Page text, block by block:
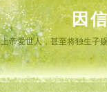
因
上帝爱世人，甚至将独生子